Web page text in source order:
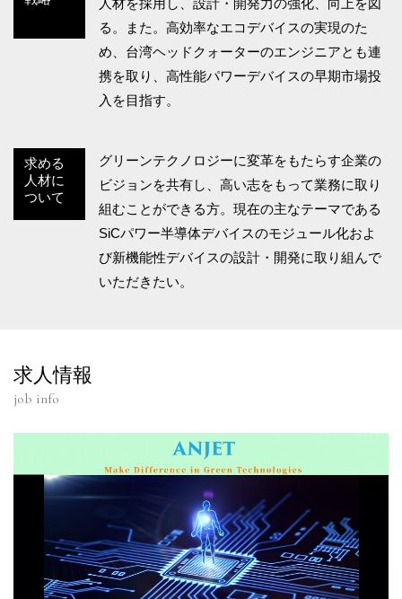
人材を採用し、設計・開発力の強化、向上を図
る。また。高効率なエコデバイスの実現のた
め、台湾ヘッドクォーターのエンジニアとも連
携を取り、高性能パワーデバイスの早期市場投
入を目指す。
求める
人材に
ついて
グリーンテクノロジーに変革をもたらす企業の
ビジョンを共有し、高い志をもって業務に取り
組むことができる方。現在の主なテーマである
SiCパワー半導体デバイスのモジュール化およ
び新機能性デバイスの設計・開発に取り組んで
いただきたい。
求人情報
job info